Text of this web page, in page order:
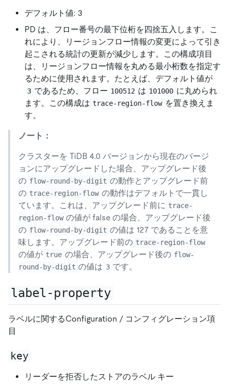
デフォルト値: 3
PD は、フロー番号の最下位桁を四捨五入します。こ
れにより、リージョンフロー情報の変更によって引き
起こされる統計の更新が減少します。この構成項目
は、リージョンフロー情報を丸める最小桁数を指定す
るために使用されます。たとえば、デフォルト値が
3 であるため、フロー 100512 は 101000 に丸められ
ます。この構成は trace-region-flow を置き換えま
す。
ノート：
クラスターを TiDB 4.0 バージョンから現在のバージ
ョンにアップグレードした場合、アップグレード後
の flow-round-by-digit の動作とアップグレード前
の trace-region-flow の動作はデフォルトで一貫し
ています。これは、アップグレード前に trace-
region-flow の値が false の場合、アップグレード後
の flow-round-by-digit の値は 127 であることを意
味します。アップグレード前の trace-region-flow
の値が true の場合、アップグレード後の flow-
round-by-digit の値は 3 です。
label-property
ラベルに関するConfiguration / コンフィグレーション項
目
key
リーダーを拒否したストアのラベル キー